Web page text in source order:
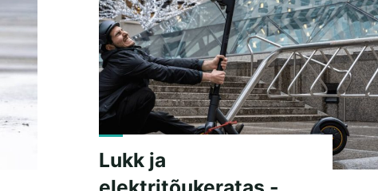
elektritõukeratas
-
jõuallikas"
Lukk ja